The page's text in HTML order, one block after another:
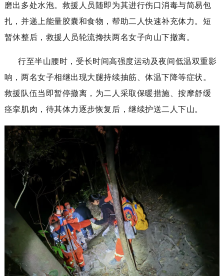
磨出多处水泡。 救援人员随即为其进行伤口消毒与简易包
扎，并递上能量胶囊和食物，帮助二人快速补充体力。短
暂休整后，救援人员轮流搀扶两名女子向山下撤离。
行至半山腰时，受长时间高强度运动及夜间低温双重影
响，两名女子相继出现大腿持续抽筋、体温下降等症状。
救援队伍当即暂停撤离，为二人采取保暖措施、按摩舒缓
痉挛肌肉，待其体力逐步恢复后，继续护送二人下山。